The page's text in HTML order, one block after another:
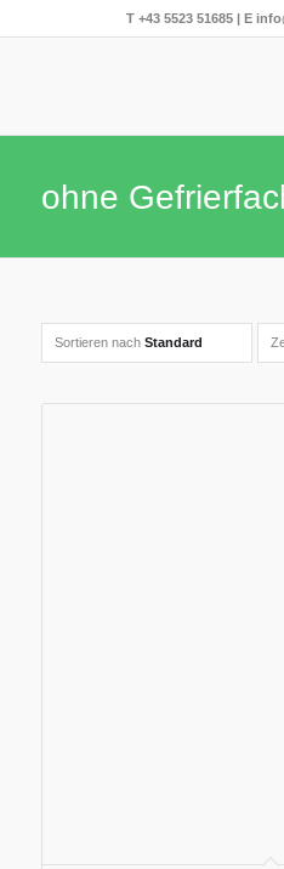
T +43 5523 51685| E
ohne
Sortieren nach Standard